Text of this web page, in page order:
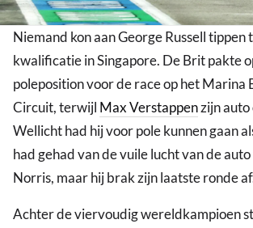
Niemand kon aan George Russell tippen
kwalificatie in Singapore. De Brit pakte
poleposition voor de race op het Marina
Circuit, terwijl Max Verstappenzijn auto
Wellicht had hij voor pole kunnen gaan
had gehad van de vuile lucht van de
Norris, maar hij brak zijn laatste ronde
Achter de viervoudig wereldkampioen